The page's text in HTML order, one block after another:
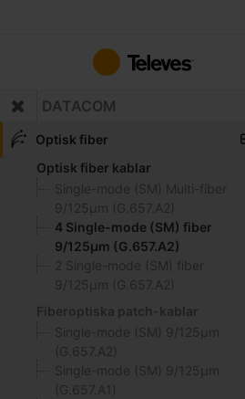
innehållet
DATACOM
Optisk fiber
Optisk fiber kablar
Single-mode (SM) Multi-fiber
9/125μm (G.657.A2)
4 Single-mode (SM) fiber
9/125μm (G.657.A2)
2 Single-mode (SM) fiber
9/125μm (G.657.A2)
Fiberoptiska patch-kablar
Single-mode (SM) 9/125μm
(G.657.A2)
Single-mode (SM) 9/125μm
(G.657.A1)